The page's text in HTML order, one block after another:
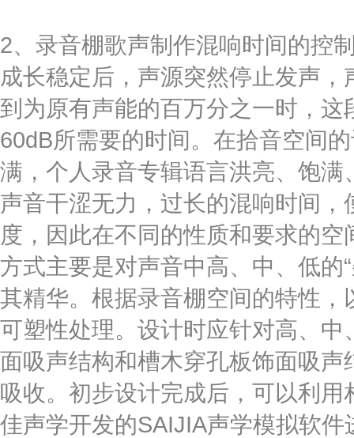
2、录音棚歌声制作混响时间的控
成长稳定后，声源突然停止发声
到为原有声能的百万分之一时，这
60dB所需要的时间。在拾音空间
满，个人录音专辑语言洪亮、饱
声音干涩无力，过长的混响时间
度，因此在不同的性质和要求的空
方式主要是对声音中高、中、低的
其精华。根据录音棚空间的特性
可塑性处理。设计时应针对高、
面吸声结构和槽木穿孔板饰面吸
吸收。初步设计完成后，可以利
佳声学开发的SAIJIA声学模拟软